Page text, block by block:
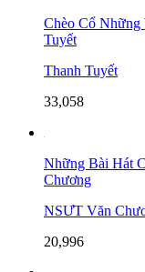
Chèo Cổ Những
Tuyết
Thanh Tuyết
33,058
Những Bài Hát
Chương
NSƯT Văn
20,996